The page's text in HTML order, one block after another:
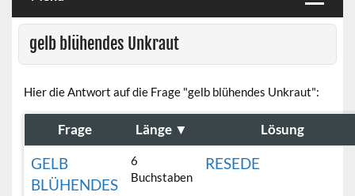
gelb blühendes Unkraut
Hier die Antwort auf die Frage "gelb blühendes Unkraut":
Frage Länge ▼ Lösung
GELB
BLÜHENDES
6
Buchstaben
RESEDE